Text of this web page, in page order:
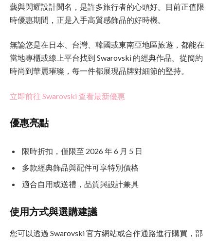
藝與閃耀設計聞名，是許多旅行者的心頭好。目前正值限
時優惠期間，正是入手高質感飾品的好時機。
無論您是在日本、台灣、韓國或東南亞地區旅遊，都能在
當地專櫃或線上平台找到 Swarovski 的經典作品。從簡約
時尚到華麗璀璨，每一件都展現品牌對細節的堅持。
立即前往 Swarovski 查看最新優惠
優惠亮點
限時折扣，僅限至 2026 年 6 月 5 日
多款經典飾品與配件可享特別價格
適合自用或送禮，品質與設計兼具
使用方式與選購建議
您可以透過 Swarovski 官方網站或合作通路進行購買，部